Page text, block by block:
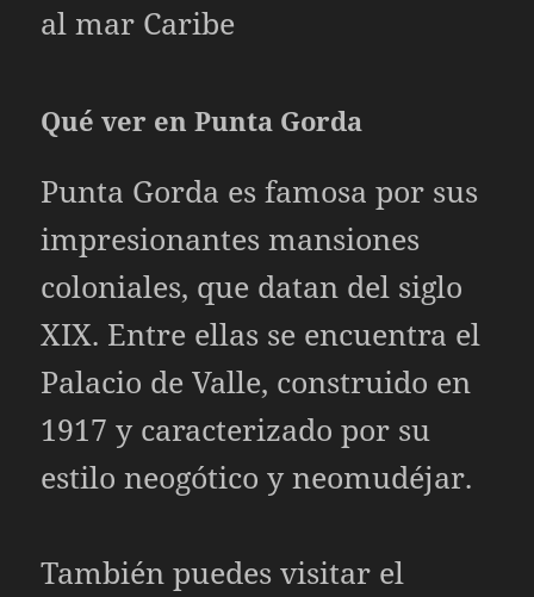
al mar Caribe
Qué ver en Punta Gorda
Punta Gorda es famosa por sus
impresionantes mansiones
coloniales, que datan del siglo
XIX. Entre ellas se encuentra el
Palacio de Valle, construido en
1917 y caracterizado por su
estilo neogótico y neomudéjar.
También puedes visitar el